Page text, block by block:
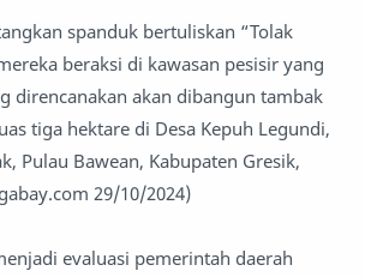
spanduk bertuliskan “Tolak
beraksi di kawasan pesisir yang
direncanakan akan dibangun tambak
tiga hektare di Desa Kepuh Legundi,
Pulau Bawean, Kabupaten Gresik,
29/10/2024)
evaluasi pemerintah daerah